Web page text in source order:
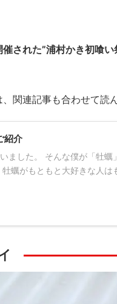
催された”浦村かき初喰い
関連記事も合わせて読
紹介
ました。 そんな僕が「牡蠣
蠣がもともと大好きな人は